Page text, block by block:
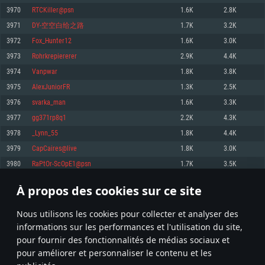
À propos des cookies sur ce site
Nous utilisons les cookies pour collecter et analyser des
informations sur les performances et l'utilisation du site,
pour fournir des fonctionnalités de médias sociaux et
pour améliorer et personnaliser le contenu et les
Mémoire: 4 GB
Carte graphique supportant DirectX 11: AMD Radeon 77XX / NVIDIA
GeForce GTX 660. La résolution minimale supportée par le jeu est de 720p
Connection: Connexion Internet à haut débit
Disque dur: 23.1 Go (client minimal)
Recommandée
1060 et plus, Radeon RX 570 et plus.
Disque dur: 75.9 Go (client complet)
pas supportés)
Mémoire: 6 GB
Carte graphique: Intel Iris Pro 5200 (Mac), ou analogue AMD/Nvidia. La
résolution minimale supportée par le jeu est de 720p.
Connection: Connexion Internet à haut débit
Disque dur: 62,2 Go (client minimal)
Recommandée
OS: Mac OS Big Sur 11.0 ou plus récent
Processeur: Core i7 (Les processeurs Intel Xeon ne sont pas supportés)
Mémoire: 8 GB
Carte graphique: Radeon Vega II ou plus avec support de Metal
Disque dur: 62,2 Go (client complet)
Mémoire: 4 GB
Carte graphique: NVIDIA 660 avec les derniers drivers (moins de 6 mois) /
de même pour AMD (La résolution minimale supportée par le jeu est de
720p)
Connection: Connexion Internet à haut débit
Disque dur: 62,2 Go (client minimal)
Recommandée
OS: Ubuntu 20.04 64bit
Processeur: Intel Core i7
Mémoire: 8 GB
Carte graphique: NVIDIA 1060 avec les derniers drivers (moins de 6 mois) /
6 mois et supportant Vulkan
Connection: Connexion Internet à haut débit
Disque dur: 60,2 Go (client complet)
3970 RTCKiller@psn 1.6K 2.8K
3971 DY-空空白给之路 1.7K 3.2K
3972 Fox_Hunter12 1.6K 3.0K
3973 Rohrkrepiererer 2.9K 4.4K
3974 Vanpwar 1.8K 3.8K
3975 AlexJuniorFR 1.3K 2.5K
3976 svarka_man 1.6K 3.3K
3977 gg371rp8q1 2.2K 4.3K
3978 _Lynn_55 1.8K 4.4K
3979 CapCaires@live 1.8K 3.0K
3980 RaPtOr-ScOpE1@psn 1.7K 3.5K
* Classement mis à jour quotidiennement
198 199 200 299